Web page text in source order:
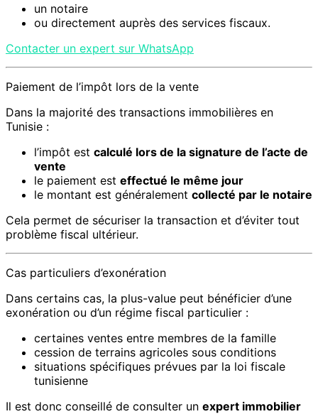
un notaire
ou directement auprès des services fiscaux.
Contacter un expert sur WhatsApp
Paiement de l’impôt lors de la vente
Dans la majorité des transactions immobilières en
Tunisie :
l’impôt est calculé lors de la signature de l’acte de
vente
le paiement est effectué le même jour
le montant est généralement collecté par le notaire
Cela permet de sécuriser la transaction et d’éviter tout
problème fiscal ultérieur.
Cas particuliers d’exonération
Dans certains cas, la plus-value peut bénéficier d’une
exonération ou d’un régime fiscal particulier :
certaines ventes entre membres de la famille
cession de terrains agricoles sous conditions
situations spécifiques prévues par la loi fiscale
tunisienne
Il est donc conseillé de consulter un expert immobilier